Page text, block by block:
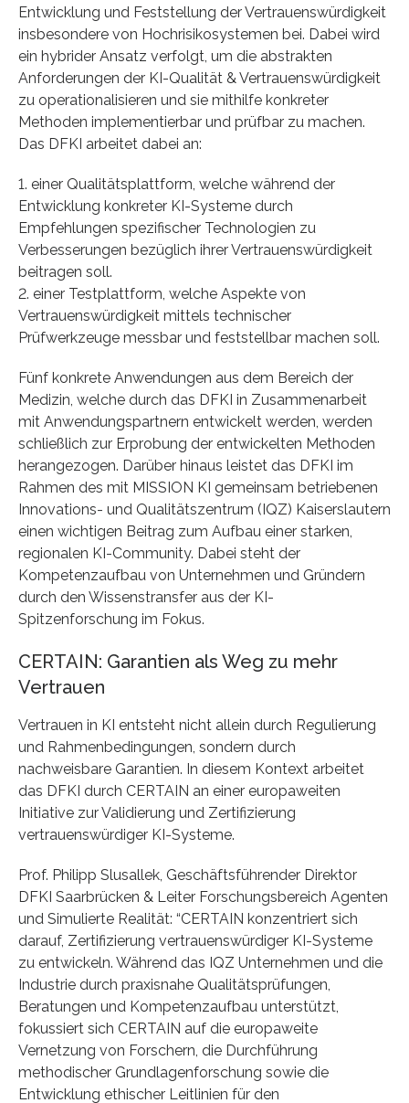
Entwicklung und Feststellung der Vertrauenswürdigkeit
insbesondere von Hochrisikosystemen bei. Dabei wird
ein hybrider Ansatz verfolgt, um die abstrakten
Anforderungen der KI-Qualität & Vertrauenswürdigkeit
zu operationalisieren und sie mithilfe konkreter
Methoden implementierbar und prüfbar zu machen.
Das DFKI arbeitet dabei an:
1. einer Qualitätsplattform, welche während der
Entwicklung konkreter KI-Systeme durch
Empfehlungen spezifischer Technologien zu
Verbesserungen bezüglich ihrer Vertrauenswürdigkeit
beitragen soll.
2. einer Testplattform, welche Aspekte von
Vertrauenswürdigkeit mittels technischer
Prüfwerkzeuge messbar und feststellbar machen soll.
Fünf konkrete Anwendungen aus dem Bereich der
Medizin, welche durch das DFKI in Zusammenarbeit
mit Anwendungspartnern entwickelt werden, werden
schließlich zur Erprobung der entwickelten Methoden
herangezogen. Darüber hinaus leistet das DFKI im
Rahmen des mit MISSION KI gemeinsam betriebenen
Innovations- und Qualitätszentrum (IQZ) Kaiserslautern
einen wichtigen Beitrag zum Aufbau einer starken,
regionalen KI-Community. Dabei steht der
Kompetenzaufbau von Unternehmen und Gründern
durch den Wissenstransfer aus der KI-
Spitzenforschung im Fokus.
CERTAIN: Garantien als Weg zu mehr
Vertrauen
Vertrauen in KI entsteht nicht allein durch Regulierung
und Rahmenbedingungen, sondern durch
nachweisbare Garantien. In diesem Kontext arbeitet
das DFKI durch CERTAIN an einer europaweiten
Initiative zur Validierung und Zertifizierung
vertrauenswürdiger KI-Systeme.
Prof. Philipp Slusallek, Geschäftsführender Direktor
DFKI Saarbrücken & Leiter Forschungsbereich Agenten
und Simulierte Realität: “CERTAIN konzentriert sich
darauf, Zertifizierung vertrauenswürdiger KI-Systeme
zu entwickeln. Während das IQZ Unternehmen und die
Industrie durch praxisnahe Qualitätsprüfungen,
Beratungen und Kompetenzaufbau unterstützt,
fokussiert sich CERTAIN auf die europaweite
Vernetzung von Forschern, die Durchführung
methodischer Grundlagenforschung sowie die
Entwicklung ethischer Leitlinien für den